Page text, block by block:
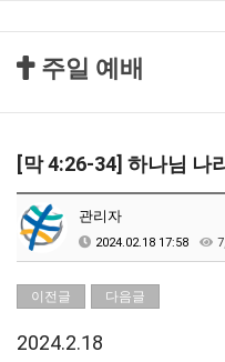
주일 예배
[막 4:26-34] 하나님 나
관리자
2024.02.18 17:58
이전글 다음글
2024.2.18